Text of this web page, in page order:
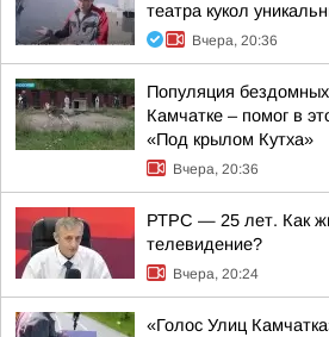
театра кукол
Вчера, 20:36
Популяция
Камчатке – помог в
«Под крылом Кутха»
Вчера, 20:36
РТРС — 25 лет. Как
телевидение?
Вчера, 20:24
«Голос Улиц